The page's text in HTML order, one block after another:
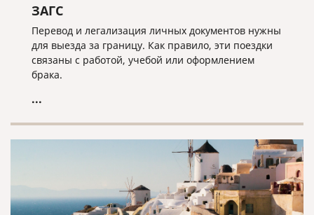
ЗАГС
Перевод и легализация личных документов нужны
для выезда за границу. Как правило, эти поездки
связаны с работой, учебой или оформлением
брака.
...